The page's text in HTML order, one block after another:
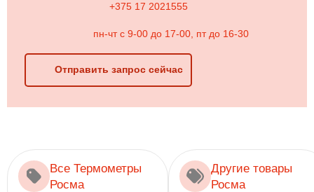
+375 17 2021555
пн-чт с 9-00 до 17-00, пт до 16-30
Отправить запрос сейчас
Все Термометры
Росма
Другие товары
Росма